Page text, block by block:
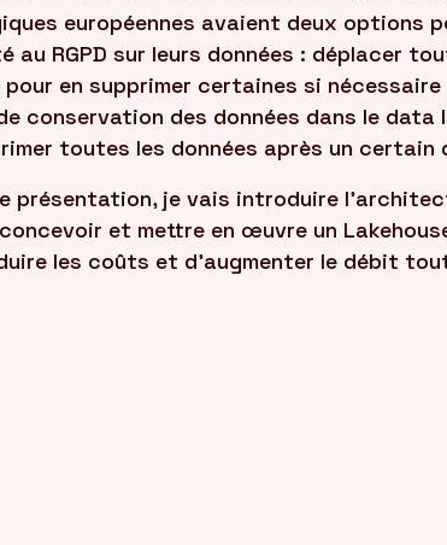
européennes avaient deux options
au RGPD sur leurs données : déplacer
en supprimer certaines si nécessaire
conservation des données dans le
toutes les données après un certain
présentation, je vais introduire
et mettre en œuvre un
les coûts et d'augmenter le débit